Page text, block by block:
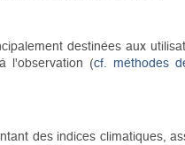
destinées aux
l'observation (cf. méthodes
des indices climatiques,